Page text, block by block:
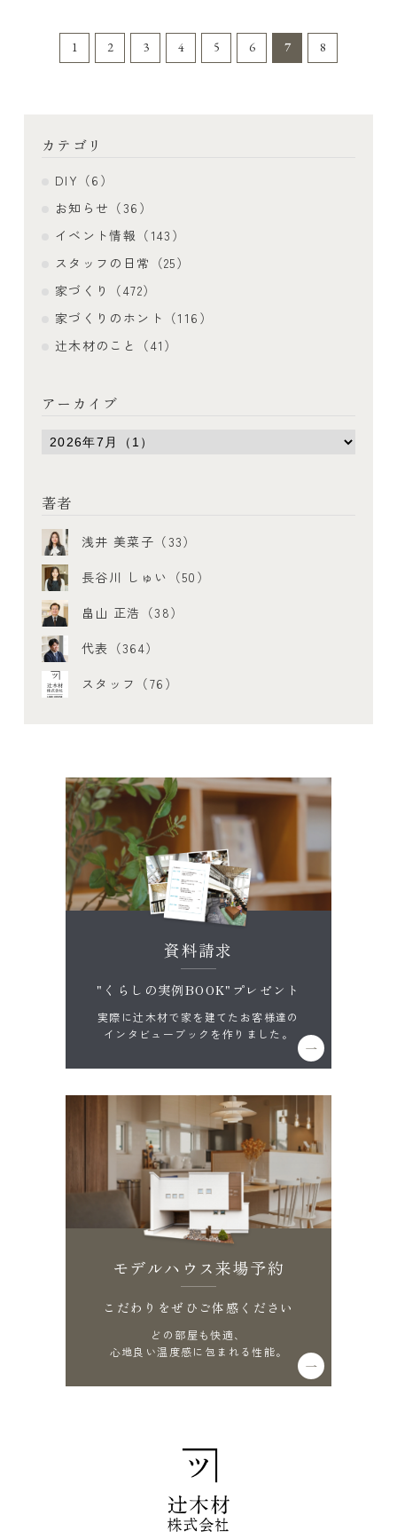
1 2 3 4 5 6 7 8
カテゴリ
DIY（6）
お知らせ（36）
イベント情報（143）
スタッフの日常（25）
家づくり（472）
家づくりのホント（116）
辻木材のこと（41）
アーカイブ
著者
浅井 美菜子（33）
長谷川 しゅい（50）
畠山 正浩（38）
代表（364）
スタッフ（76）
資料請求
"くらしの実例BOOK"プレゼント
実際に辻木材で家を建てたお客様達の
インタビューブックを作りました。
モデルハウス来場予約
こだわりをぜひご体感ください
どの部屋も快適、
心地良い温度感に包まれる性能。